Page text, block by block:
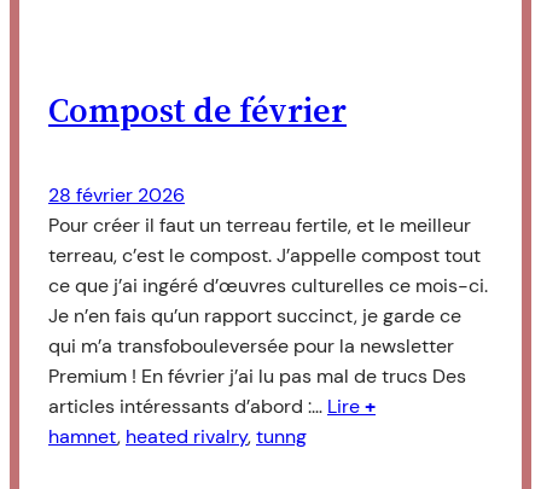
Compost de février
28 février 2026
Pour créer il faut un terreau fertile, et le meilleur
terreau, c’est le compost. J’appelle compost tout
ce que j’ai ingéré d’œuvres culturelles ce mois-ci.
Je n’en fais qu’un rapport succinct, je garde ce
qui m’a transfobouleversée pour la newsletter
Premium ! En février j’ai lu pas mal de trucs Des
articles intéressants d’abord :… Lire+
hamnet, heated rivalry, tunng